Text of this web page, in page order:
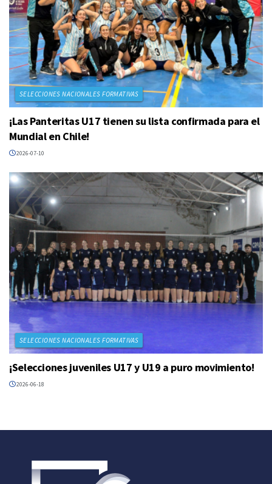
SELECCIONES NACIONALES FORMATIVAS
¡Las Panteritas U17 tienen su lista confirmada para el
Mundial en Chile!
2026-07-10
SELECCIONES NACIONALES FORMATIVAS
¡Selecciones juveniles U17 y U19 a puro movimiento!
2026-06-18